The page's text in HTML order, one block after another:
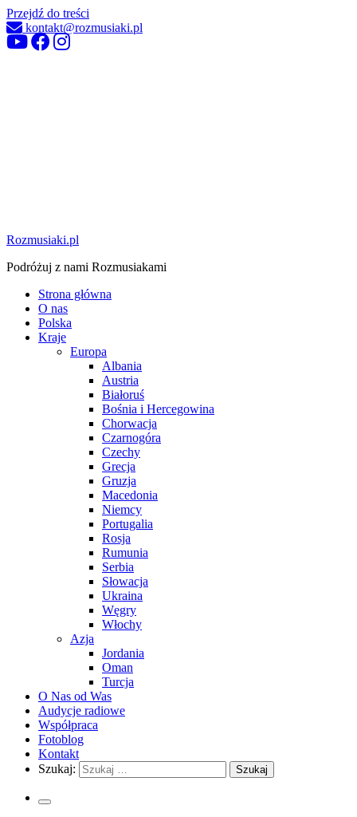
Przejdź do treści
kontakt@rozmusiaki.pl
Rozmusiaki.pl
Podróżuj z nami Rozmusiakami
Strona główna
O nas
Polska
Kraje
Europa
Albania
Austria
Białoruś
Bośnia i Hercegowina
Chorwacja
Czarnogóra
Czechy
Grecja
Gruzja
Macedonia
Niemcy
Portugalia
Rosja
Rumunia
Serbia
Słowacja
Ukraina
Węgry
Włochy
Azja
Jordania
Oman
Turcja
O Nas od Was
Audycje radiowe
Współpraca
Fotoblog
Kontakt
Szukaj: